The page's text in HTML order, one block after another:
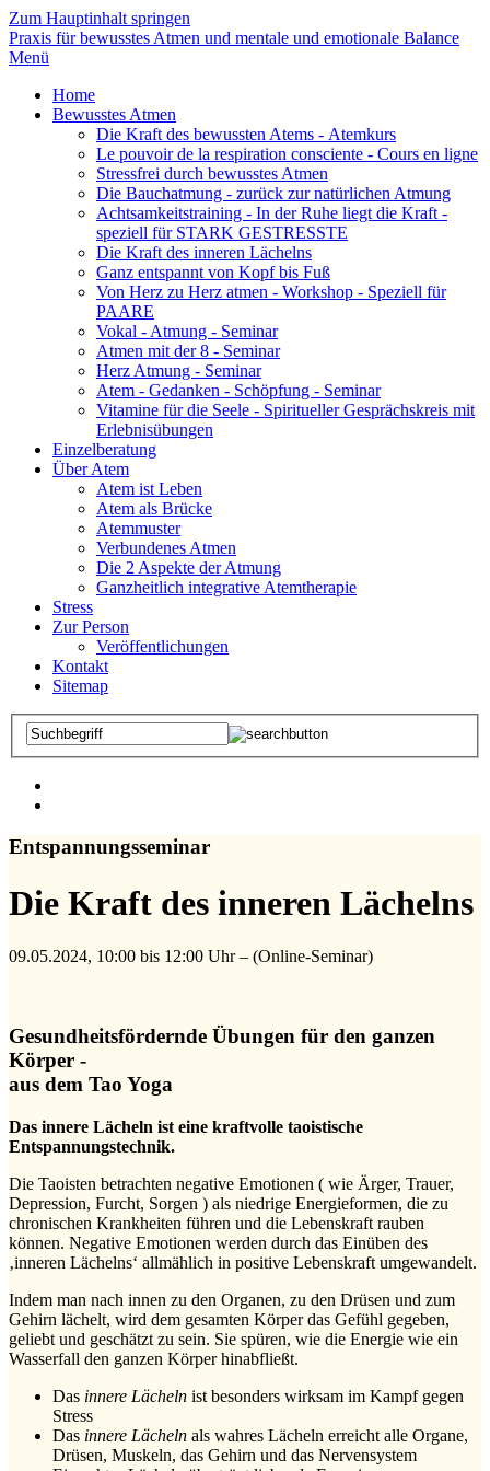
Zum Hauptinhalt springen
Praxis für bewusstes Atmen und mentale und emotionale Balance
Menü
Home
Bewusstes Atmen
Die Kraft des bewussten Atems - Atemkurs
Le pouvoir de la respiration consciente - Cours en ligne
Stressfrei durch bewusstes Atmen
Die Bauchatmung - zurück zur natürlichen Atmung
Achtsamkeits­training - In der Ruhe liegt die Kraft -
speziell für STARK GESTRESSTE
Die Kraft des inneren Lächelns
Ganz entspannt von Kopf bis Fuß
Von Herz zu Herz atmen - Workshop - Speziell für
PAARE
Vokal - Atmung - Seminar
Atmen mit der 8 - Seminar
Herz Atmung - Seminar
Atem - Gedanken - Schöpfung - Seminar
Vitamine für die Seele - Spiritueller Gesprächskreis mit
Erlebnisübungen
Einzelberatung
Über Atem
Atem ist Leben
Atem als Brücke
Atemmuster
Verbundenes Atmen
Die 2 Aspekte der Atmung
Ganzheitlich integrative Atemtherapie
Stress
Zur Person
Veröffentlichungen
Kontakt
Sitemap
Entspannungsseminar
Die Kraft des inneren Lächelns
09.05.2024, 10:00 bis 12:00 Uhr– (Online-Seminar)
Gesundheitsfördernde Übungen für den ganzen
Körper -
aus dem Tao Yoga
Das innere Lächeln ist eine kraftvolle taoistische
Entspannungstechnik.
Die Taoisten betrachten negative Emotionen ( wie Ärger, Trauer,
Depression, Furcht, Sorgen ) als niedrige Energieformen, die zu
chronischen Krankheiten führen und die Lebenskraft rauben
können. Negative Emotionen werden durch das Einüben des
‚inneren Lächelns‘ allmählich in positive Lebenskraft umgewandelt.
Indem man nach innen zu den Organen, zu den Drüsen und zum
Gehirn lächelt, wird dem gesamten Körper das Gefühl gegeben,
geliebt und geschätzt zu sein. Sie spüren, wie die Energie wie ein
Wasserfall den ganzen Körper hinabfließt.
Das innere Lächeln ist besonders wirksam im Kampf gegen
Stress
Das innere Lächeln als wahres Lächeln erreicht alle Organe,
Drüsen, Muskeln, das Gehirn und das Nervensystem